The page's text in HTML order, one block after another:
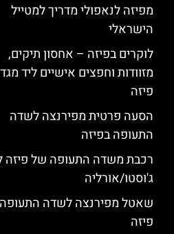
מפיזה לנאפולי מדריך למטייל
הישראלי
לוקרים בפיזה – אחסון תיקים,
מזוודות וחפצים אישיים ליד
פיזה
הסעה פרטית מפירנצה לשדה
התעופה בפיזה
רכבת משדה התעופה של פיזה
ג'וסטו/אורליה
שאטל מפירנצה לשדה
פיזה